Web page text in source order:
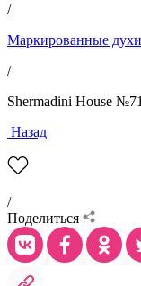
/
Маркированные духи
/
Shermadini House
Назад
/
Поделиться